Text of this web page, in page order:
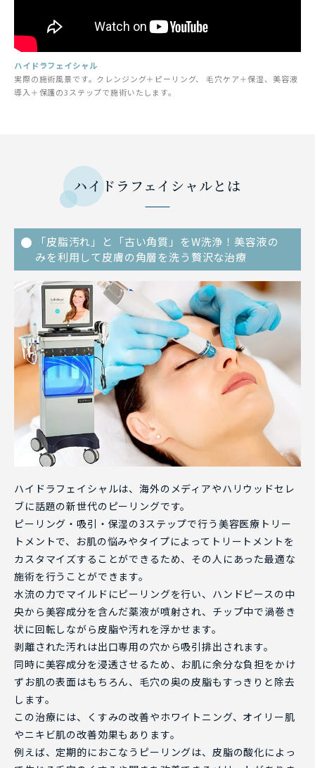
ハイドラフェイシャル
実際の施術風景です。クレンジング＋ピーリング、 毛穴ケア＋保湿、美容液
導入＋保護の3ステップで施術いたします。
ハイドラフェイシャルとは
「皮脂汚れ」と「古い角質」をW洗浄！美容液の
みを利用して皮膚の角層を洗う贅沢な治療
ハイドラフェイシャルは、海外のメディアやハリウッドセレ
ブに話題の新世代のピーリングです。
ピーリング・吸引・保湿の3ステップで行う美容医療トリー
トメントで、お肌の悩みやタイプによってトリートメントを
カスタマイズすることができるため、その人にあった最適な
施術を行うことができます。
水流の力でマイルドにピーリングを行い、ハンドピースの中
央から美容成分を含んだ薬液が噴射され、チップ中で渦巻き
状に回転しながら皮脂や汚れを浮かせます。
剥離された汚れは出口専用の穴から吸引排出されます。
同時に美容成分を浸透させるため、お肌に余分な負担をかけ
ずお肌の表面はもちろん、毛穴の奥の皮脂もすっきりと除去
します。
この治療には、くすみの改善やホワイトニング、オイリー肌
やニキビ肌の改善効果もあります。
例えば、定期的におこなうピーリングは、皮脂の酸化によっ